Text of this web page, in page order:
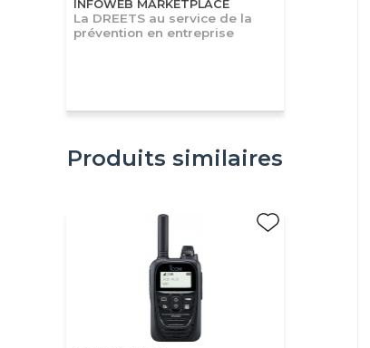
INFOWEB MARKETPLACE
La DREETS au service de la
prévention en entreprise
Produits similaires